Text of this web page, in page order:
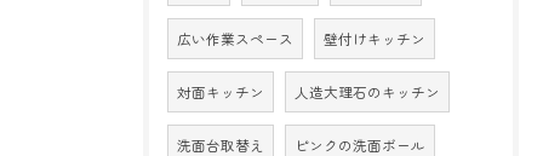
広い作業スペース 壁付けキッチン
対面キッチン 人造大理石のキッチン
洗面台取替え ピンクの洗面ボール